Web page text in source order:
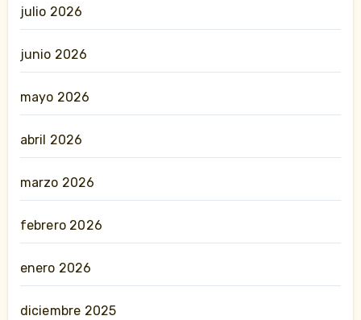
julio 2026
junio 2026
mayo 2026
abril 2026
marzo 2026
febrero 2026
enero 2026
diciembre 2025